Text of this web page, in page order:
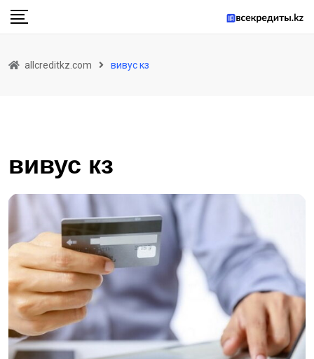
Skip
allcreditkz.com вивус кз
вивус кз